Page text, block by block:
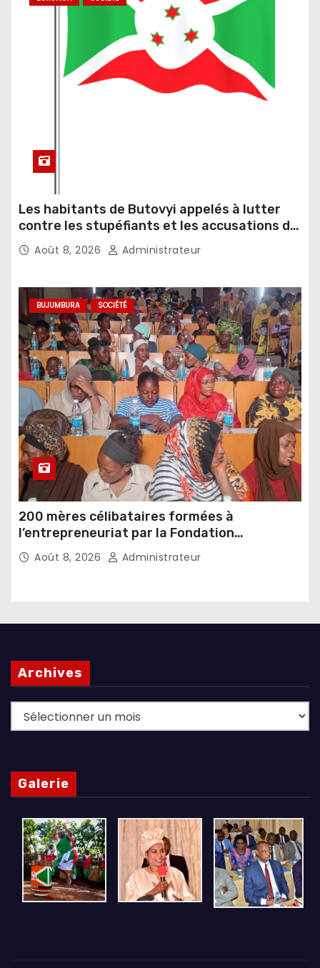
Les habitants de Butovyi appelés à lutter
contre les stupéfiants et les accusations de
sorcellerie
Août 8, 2026 Administrateur
BUJUMBURA SOCIÉTÉ
200 mères célibataires formées à
l’entrepreneuriat par la Fondation
Umugiraneza et l’OPDD
Août 8, 2026 Administrateur
Archives
Archives
Galerie